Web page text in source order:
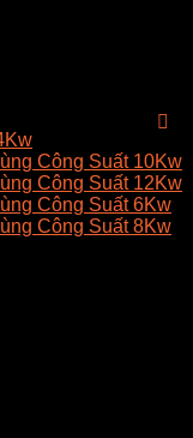
Công Suất 10Kw
Công Suất 12Kw
Công Suất 6Kw
Công Suất 8Kw